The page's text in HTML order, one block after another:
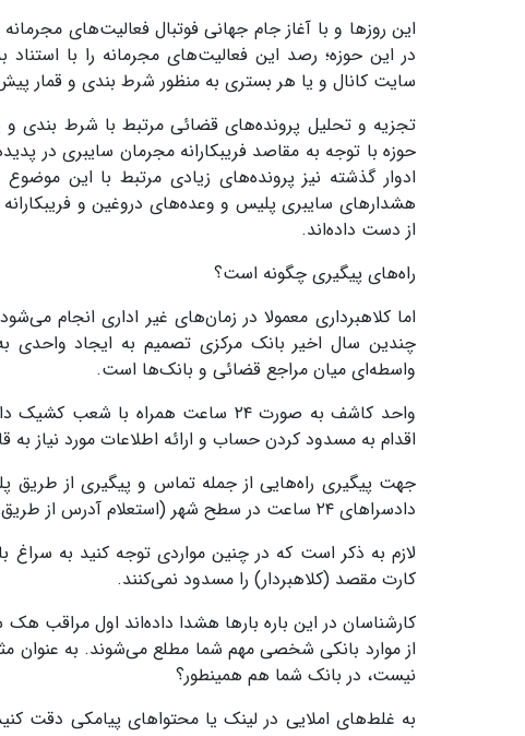
این روزها و با آغاز جام جهانی فوتبال فعالیت‌های
در این حوزه؛ رصد این فعالیت‌های مجرمانه را با
سایت کانال و یا هر بستری به منظور شرط بندی و قمار
تجزیه و تحلیل پرونده‌های قضائی مرتبط با شرط بندی
حوزه با توجه به مقاصد فریبکارانه مجرمان سایبری در
ادوار گذشته نیز پرونده‌های زیادی مرتبط با این
هشدارهای سایبری پلیس و وعده‌های دروغین و
از دست داده‌اند.
راه‌های پیگیری چگونه است؟
اما کلاهبرداری معمولا در زمان‌های غیر اداری انجام
چندین سال اخیر بانک مرکزی تصمیم به ایجاد
واسطه‌ای میان مراجع قضائی و بانک‌ها است.
واحد کاشف به صورت ۲۴ ساعت
اقدام به مسدود کردن حساب و ارائه اطلاعات مورد نیاز
دادسراهای ۲۴ ساعت در سطح شهر (استعلام آدرس از طریق پلیس فتا)
لازم به ذکر است که در چنین مواردی توجه کنید به
کارت مقصد (کلاهبردار) را مسدود نمی‌کنند.
کارشناسان در این باره بارها هشدا داده‌اند اول مراقب
نیست، در بانک شما هم همینطور؟